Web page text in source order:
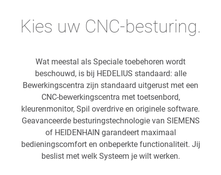
Kies uw CNC-besturing.
Wat meestal als Speciale toebehoren wordt
beschouwd, is bij HEDELIUS standaard: alle
Bewerkingscentra zijn standaard uitgerust met een
CNC-bewerkingscentra met toetsenbord,
kleurenmonitor, Spil overdrive en originele software.
Geavanceerde besturingstechnologie van SIEMENS
of HEIDENHAIN garandeert maximaal
bedieningscomfort en onbeperkte functionaliteit. Jij
beslist met welk Systeem je wilt werken.